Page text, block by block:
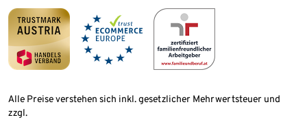
Alle Preise verstehen sich inkl. gesetzlicher Mehrwertsteuer und
zzgl.